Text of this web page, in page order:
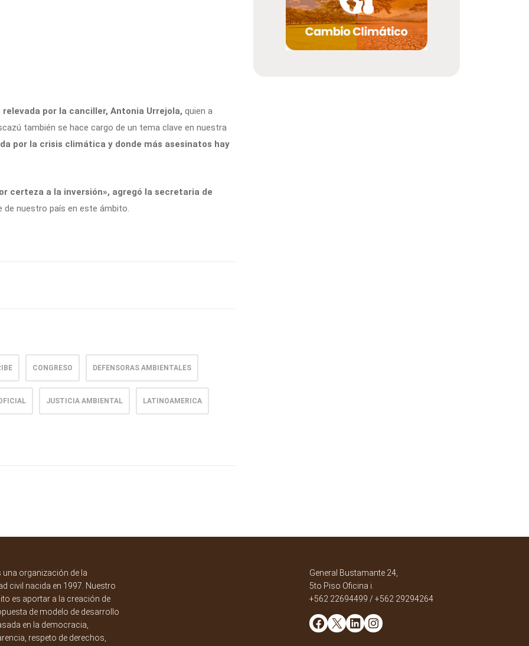
por la canciller, Antonia Urrejola, quien a
también se hace cargo de un tema clave en nuestra
por la crisis climática y donde más asesinatos hay
certeza a la inversión», agregó la secretaria de
de nuestro país en este ámbito.
CONGRESO DEFENSORAS AMBIENTALES
JUSTICIA AMBIENTAL LATINOAMERICA
organización de la
civil nacida en 1997. Nuestro
es aportar a la creación de
de modelo de desarrollo
en la democracia,
respeto de derechos,
General Bustamante 24,
5to Piso Oficina i.
+562 22694499 / +562 29294264